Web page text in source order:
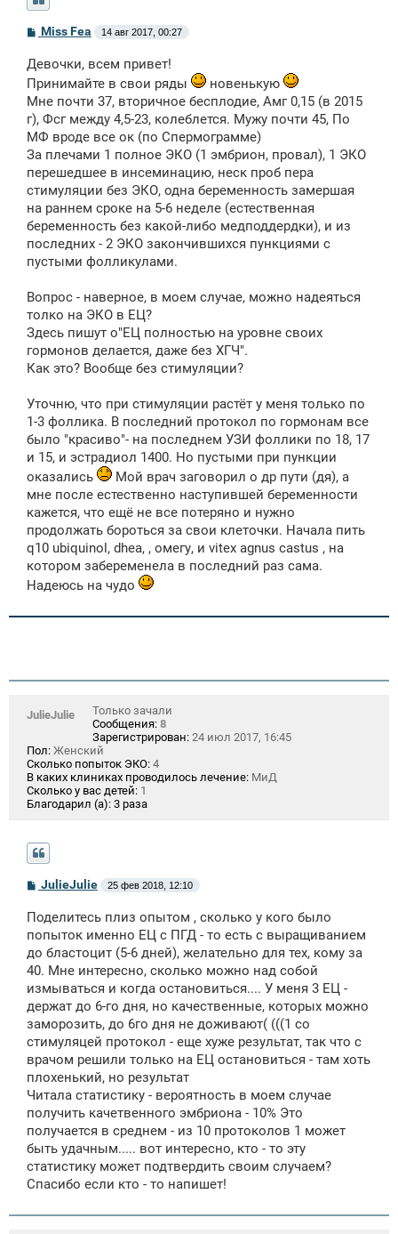
С
б
щ
е
н
и
е
Miss Fea 14 авг 2017, 00:27
Девочки, всем привет!
Принимайте в свои ряды
новенькую
Мне почти 37, вторичное бесплодие, Амг 0,15 (в 2015
г), Фсг между 4,5-23, колеблется. Мужу почти 45, По
МФ вроде все ок (по Спермограмме)
За плечами 1 полное ЭКО (1 эмбрион, провал), 1 ЭКО
перешедшее в инсеминацию, неск проб пера
стимуляции без ЭКО, одна беременность замершая
на раннем сроке на 5-6 неделе (естественная
беременность без какой-либо медподдердки), и из
последних - 2 ЭКО закончившихся пункциями с
пустыми фолликулами.
Вопрос - наверное, в моем случае, можно надеяться
толко на ЭКО в ЕЦ?
Здесь пишут о"ЕЦ полностью на уровне своих
гормонов делается, даже без ХГЧ".
Как это? Вообще без стимуляции?
Уточню, что при стимуляции растёт у меня только по
1-3 фоллика. В последний протокол по гормонам все
было "красиво"- на последнем УЗИ фоллики по 18, 17
и 15, и эстрадиол 1400. Но пустыми при пункции
оказались
Мой врач заговорил о др пути (дя), а
мне после естественно наступившей беременности
кажется, что ещё не все потеряно и нужно
продолжать бороться за свои клеточки. Начала пить
q10 ubiquinol, dhea, , омегу, и viteх agnus castus , на
котором забеременела в последний раз сама.
Надеюсь на чудо
JulieJulie
Только зачали
Сообщения: 8
Зарегистрирован: 24 июл 2017, 16:45
Пол: Женский
Сколько попыток ЭКО: 4
В каких клиниках проводилось лечение: МиД
Сколько у вас детей: 1
Благодарил (а): 3 раза
б
щ
н
и
JulieJulie 25 фев 2018, 12:10
Поделитесь плиз опытом , сколько у кого было
попыток именно ЕЦ с ПГД - то есть с выращиванием
до бластоцит (5-6 дней), желательно для тех, кому за
40. Мне интересно, сколько можно над собой
измываться и когда остановиться.... У меня 3 ЕЦ -
держат до 6-го дня, но качественные, которых можно
заморозить, до 6го дня не доживают( (((1 со
стимуляцей протокол - еще хуже результат, так что с
врачом решили только на ЕЦ остановиться - там хоть
плохенький, но результат
Читала статистику - вероятность в моем случае
получить качетвенного эмбриона - 10% Это
получается в среднем - из 10 протоколов 1 может
быть удачным..... вот интересно, кто - то эту
статистику может подтвердить своим случаем?
Спасибо если кто - то напишет!